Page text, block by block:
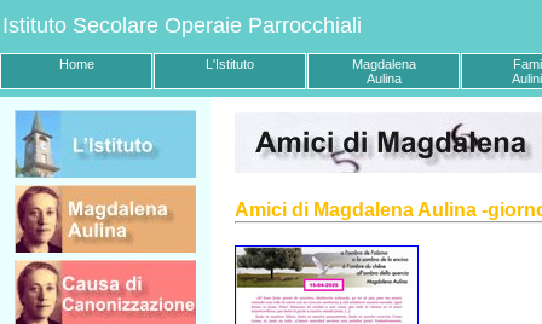
Istituto Secolare Operaie Parrocchiali
Home L'Istituto
Magdalena
Aulina
Amici di Magdalena Aulina -